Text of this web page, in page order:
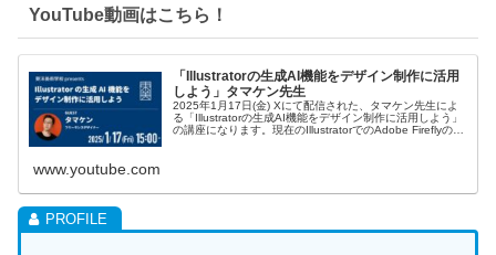
YouTube動画はこちら！
「Illustratorの生成AI機能をデザイン制作に活用
しよう」タマケン先生
2025年1月17日(金) Xにて配信された、タマケン先生によ
る「Illustratorの生成AI機能をデザイン制作に活用しよう」
の講座になります。現在のIllustratorでのAdobe Fireflyの生
www.youtube.com